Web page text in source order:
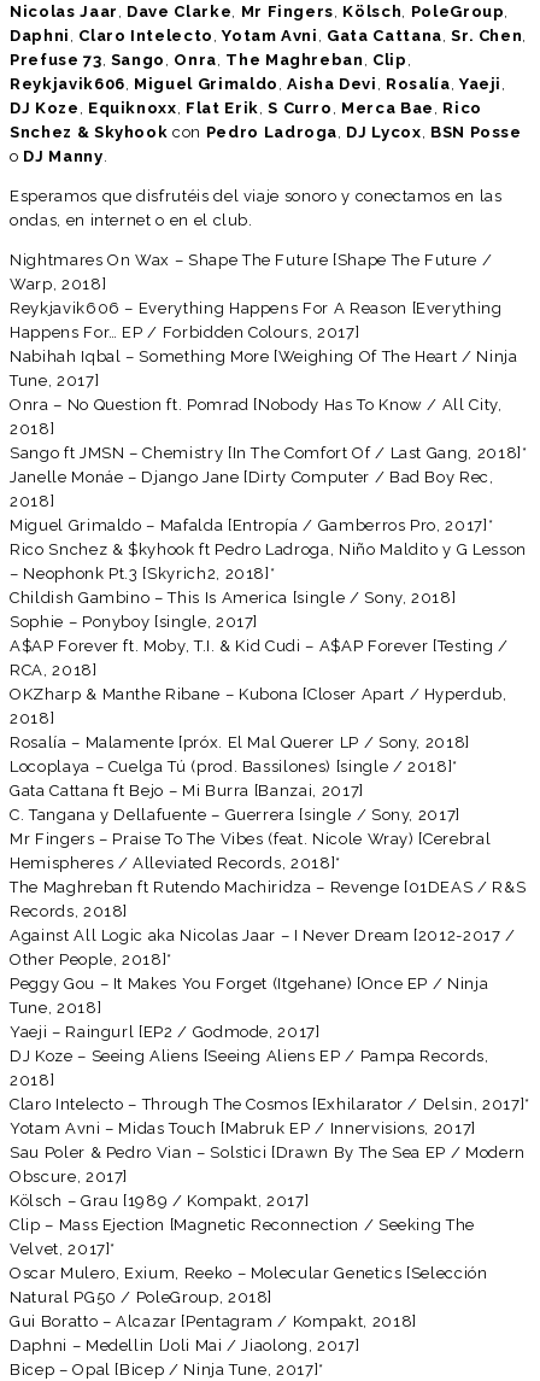
Nicolas Jaar
Dave Clarke Mr Fingers Kölsch PoleGroup
Daphni
Claro Intelecto ,Yotam Avni Gata Cattana ,Sr. Chen
Prefuse 73 Sango Onra The Maghreban Clip
Reykjavik606 Miguel Grimaldo ,Aisha Devi Rosalía ,Yaeji
DJ Koze
Equiknoxx Flat Erik ,S Curro Merca Bae
Rico
Snchez & Skyhook con Pedro Ladroga DJ Lycox BSN Posse
o DJ Manny
Esperamos que disfrutéis del viaje sonoro y conectamos en las
ondas, en internet o en el club.
Nightmares On Wax – Shape The Future [Shape The Future /
Warp, 2018]
Reykjavik606 – Everything Happens For A Reason [Everything
Happens For… EP / Forbidden Colours, 2017]
Nabihah Iqbal – Something More [Weighing Of The Heart / Ninja
Tune, 2017]
Onra – No Question ft. Pomrad [Nobody Has To Know / All City,
2018]
Sango ft JMSN – Chemistry [In The Comfort Of / Last Gang, 2018]*
Janelle Monáe – Django Jane [Dirty Computer / Bad Boy Rec,
2018]
Miguel Grimaldo – Mafalda [Entropía / Gamberros Pro, 2017]*
Rico Snchez & $kyhook ft Pedro Ladroga, Niño Maldito y G Lesson
– Neophonk Pt.3 [Skyrich2, 2018]*
Childish Gambino – This Is America [single / Sony, 2018]
Sophie – Ponyboy [single, 2017]
A$AP Forever ft. Moby, T.I. & Kid Cudi – A$AP Forever [Testing /
RCA, 2018]
OKZharp & Manthe Ribane – Kubona [Closer Apart / Hyperdub,
2018]
Rosalía – Malamente [próx. El Mal Querer LP / Sony, 2018]
Locoplaya – Cuelga Tú (prod. Bassilones) [single / 2018]*
Gata Cattana ft Bejo – Mi Burra [Banzai, 2017]
C. Tangana y Dellafuente – Guerrera [single / Sony, 2017]
Mr Fingers – Praise To The Vibes (feat. Nicole Wray) [Cerebral
Hemispheres / Alleviated Records, 2018]*
The Maghreban ft Rutendo Machiridza – Revenge [01DEAS / R&S
Records, 2018]
Against All Logic aka Nicolas Jaar – I Never Dream [2012-2017 /
Other People, 2018]*
Peggy Gou – It Makes You Forget (Itgehane) [Once EP / Ninja
Tune, 2018]
Yaeji – Raingurl [EP2 / Godmode, 2017]
DJ Koze – Seeing Aliens [Seeing Aliens EP / Pampa Records,
2018]
Claro Intelecto – Through The Cosmos [Exhilarator / Delsin, 2017]*
Yotam Avni – Midas Touch [Mabruk EP / Innervisions, 2017]
Sau Poler & Pedro Vian – Solstici [Drawn By The Sea EP / Modern
Obscure, 2017]
Kölsch – Grau [1989 / Kompakt, 2017]
Clip – Mass Ejection [Magnetic Reconnection / Seeking The
Velvet, 2017]*
Oscar Mulero, Exium, Reeko – Molecular Genetics [Selección
Natural PG50 / PoleGroup, 2018]
Gui Boratto – Alcazar [Pentagram / Kompakt, 2018]
Daphni – Medellin [Joli Mai / Jiaolong, 2017]
Bicep – Opal [Bicep / Ninja Tune, 2017]*